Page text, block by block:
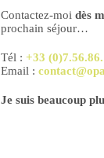
Contactez-moi dès
prochain séjour…
Tél : +33
Email :
Je suis beaucoup